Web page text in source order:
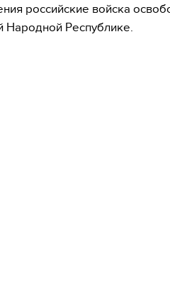
российские войска
Народной Республике.